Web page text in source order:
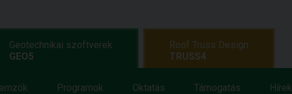
Geotechnikai szoftverek
GEO5
Programok Oktatás Támogatás Hírek
Roof Truss Design
TRUSS4